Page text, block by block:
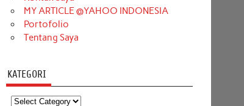
MY ARTICLE @YAHOO INDONESIA
Portofolio
Tentang Saya
KATEGORI
Kategori